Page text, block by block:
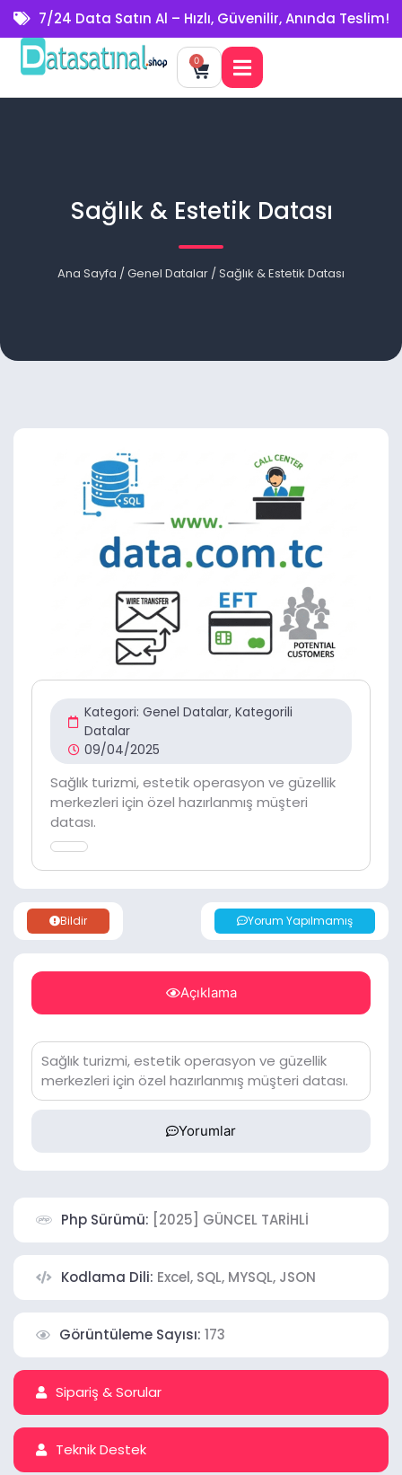
7/24 Data Satın Al – Hızlı, Güvenilir, Anında Teslim!
0
Sağlık & Estetik Datası
Ana Sayfa /Genel Datalar / Sağlık & Estetik Datası
Kategori: Genel Datalar, Kategorili
Datalar
09/04/2025
Sağlık turizmi, estetik operasyon ve güzellik
merkezleri için özel hazırlanmış müşteri
datası.
Bildir Yorum Yapılmamış
Açıklama
Yorumlar
Sağlık turizmi, estetik operasyon ve güzellik
merkezleri için özel hazırlanmış müşteri datası.
Php Sürümü: [2025] GÜNCEL TARİHLİ
Kodlama Dili: Excel, SQL, MYSQL, JSON
Görüntüleme Sayısı: 173
Sipariş & Sorular
Teknik Destek